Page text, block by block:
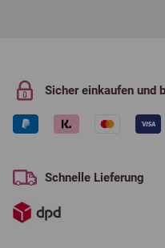
Sicher einkaufen und
Schnelle Lieferung